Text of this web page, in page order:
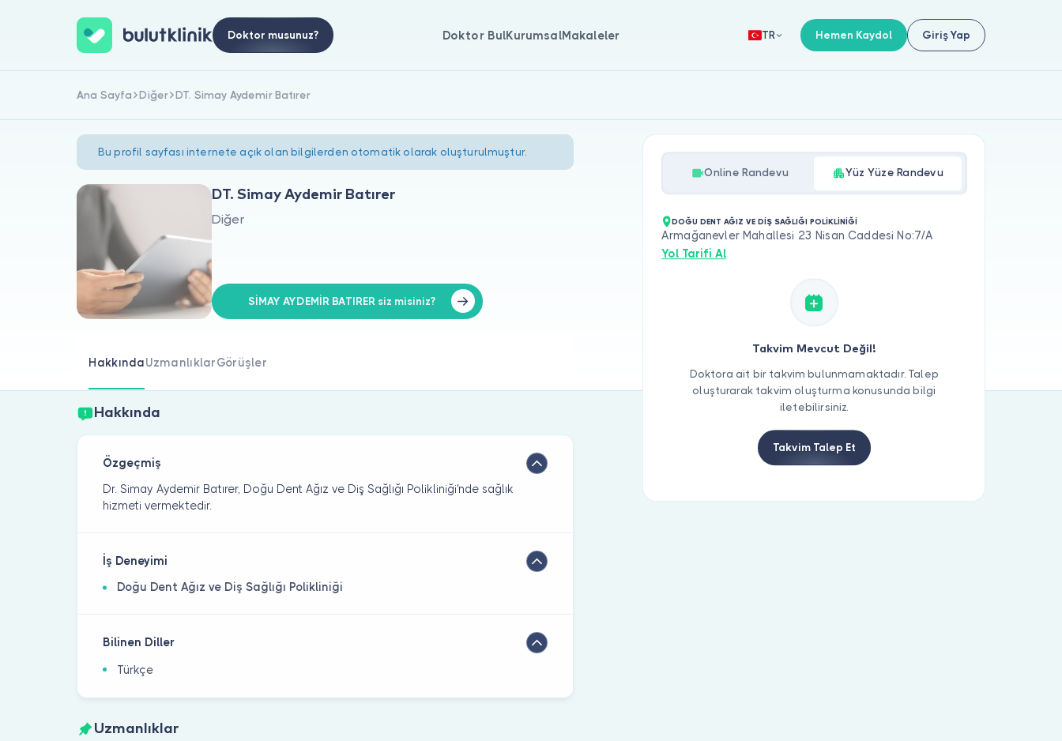
Doktor musunuz? Doktor BulKurumsalMakaleler TR Hemen Kaydol Giriş Yap
Ana Sayfa Diğer DT. Simay Aydemir Batırer
Bu profil sayfası internete açık olan bilgilerden otomatik olarak oluşturulmuştur.
DT. Simay Aydemir Batırer
Diğer
SİMAY AYDEMİR BATIRER siz misiniz?
HakkındaUzmanlıklarGörüşler
Hakkında
Özgeçmiş
Dr. Simay Aydemir Batırer, Doğu Dent Ağız ve Diş Sağlığı Polikliniği'nde sağlık
hizmeti vermektedir.
İş Deneyimi
Doğu Dent Ağız ve Diş Sağlığı Polikliniği
Bilinen Diller
Türkçe
Uzmanlıklar
Online Randevu Yüz Yüze Randevu
DOĞU DENT AĞIZ VE DİŞ SAĞLIĞI POLİKLİNİĞİ
Armağanevler Mahallesi 23 Nisan Caddesi No:7/A
Yol Tarifi Al
Takvim Mevcut Değil!
Doktora ait bir takvim bulunmamaktadır. Talep
oluşturarak takvim oluşturma konusunda bilgi
iletebilirsiniz.
Takvim Talep Et